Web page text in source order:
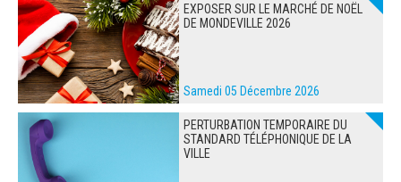
EXPOSER SUR LE MARCHÉ DE NOËL
DE MONDEVILLE 2026
Samedi 05 Décembre 2026
PERTURBATION TEMPORAIRE DU
STANDARD TÉLÉPHONIQUE DE LA
VILLE